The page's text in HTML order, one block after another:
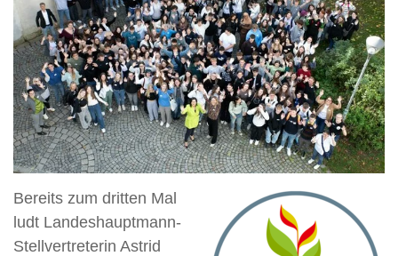
Bereits zum dritten Mal
ludt Landeshauptmann-
Stellvertreterin Astrid